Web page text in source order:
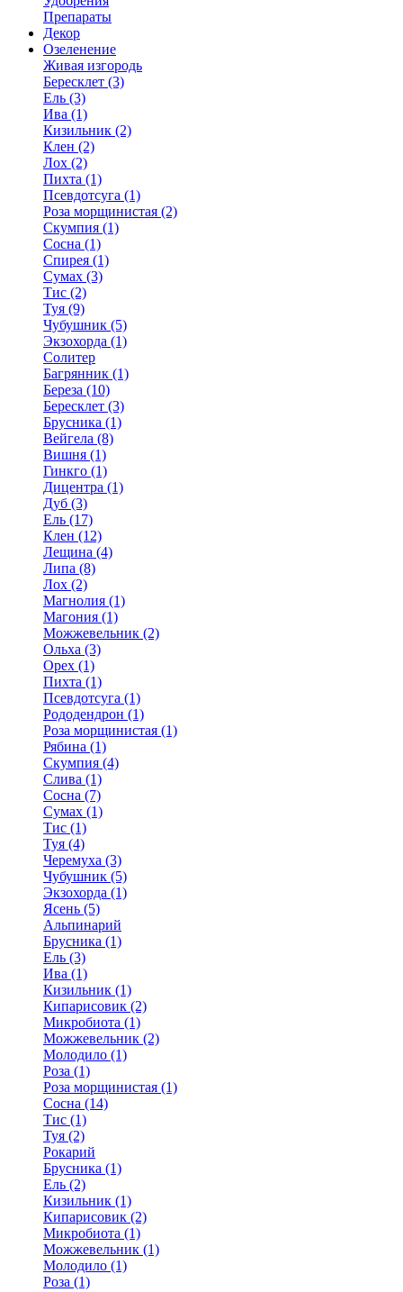
Препараты
Декор
Озеленение
Живая изгородь
Бересклет (3)
Ель (3)
Ива (1)
Кизильник (2)
Клен (2)
Лох (2)
Пихта (1)
Псевдотсуга (1)
Роза морщинистая (2)
Скумпия (1)
Сосна (1)
Спирея (1)
Сумах (3)
Тис (2)
Туя (9)
Чубушник (5)
Экзохорда (1)
Солитер
Багрянник (1)
Береза (10)
Бересклет (3)
Брусника (1)
Вейгела (8)
Вишня (1)
Гинкго (1)
Дицентра (1)
Дуб (3)
Ель (17)
Клен (12)
Лещина (4)
Липа (8)
Лох (2)
Магнолия (1)
Магония (1)
Можжевельник (2)
Ольха (3)
Орех (1)
Пихта (1)
Псевдотсуга (1)
Рододендрон (1)
Роза морщинистая (1)
Рябина (1)
Скумпия (4)
Слива (1)
Сосна (7)
Сумах (1)
Тис (1)
Туя (4)
Черемуха (3)
Чубушник (5)
Экзохорда (1)
Ясень (5)
Альпинарий
Брусника (1)
Ель (3)
Ива (1)
Кизильник (1)
Кипарисовик (2)
Микробиота (1)
Можжевельник (2)
Молодило (1)
Роза (1)
Роза морщинистая (1)
Сосна (14)
Тис (1)
Туя (2)
Рокарий
Брусника (1)
Ель (2)
Кизильник (1)
Кипарисовик (2)
Микробиота (1)
Можжевельник (1)
Молодило (1)
Роза (1)